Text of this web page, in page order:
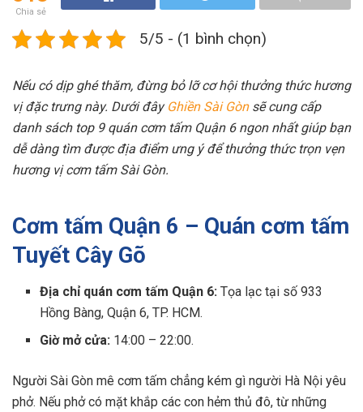
Chia sẻ
5/5 - (1 bình chọn)
Nếu có dịp ghé thăm, đừng bỏ lỡ cơ hội thưởng thức hương
vị đặc trưng này. Dưới đây Ghiền Sài Gònsẽ cung cấp
danh sách top 9 quán cơm tấm Quận 6​ ngon nhất giúp bạn
dễ dàng tìm được địa điểm ưng ý để thưởng thức trọn vẹn
hương vị cơm tấm Sài Gòn.
Cơm tấm Quận 6 – Quán cơm tấm
Tuyết Cây Gõ
Địa chỉ quán cơm tấm Quận 6​:Tọa lạc tại số 933
Hồng Bàng, Quận 6, TP. HCM.
Giờ mở cửa: 14:00 – 22:00.
Người Sài Gòn mê cơm tấm chẳng kém gì người Hà Nội yêu
phở. Nếu phở có mặt khắp các con hẻm thủ đô, từ những